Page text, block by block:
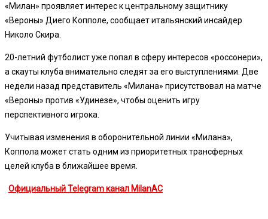
«Милан» проявляет интерес к центральному защитнику
«Вероны» Диего Копполе, сообщает итальянский инсайдер
Николо Скира.
20-летний футболист уже попал в сферу интересов «россонери»,
а скауты клуба внимательно следят за его выступлениями. Две
недели назад представитель «Милана» присутствовал на матче
«Вероны» против «Удинезе», чтобы оценить игру
перспективного игрока.
Учитывая изменения в оборонительной линии «Милана»,
Коппола может стать одним из приоритетных трансферных
целей клуба в ближайшее время.
Официальный Telegram канал MilanAC